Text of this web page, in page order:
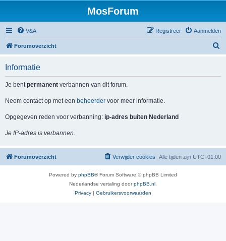
MosForum
V&A Aanmelden
Registreer
Forumoverzicht
Informatie
Je bentpermanent verbannen van dit forum.
Neem contact op met een beheerder voor meer informatie.
Opgegeven reden voor verbanning: ip-adres buiten Nederland
Je IP-adres is verbannen.
Forumoverzicht Alle tijden zijn UTC+01:00
Verwijder cookies
Powered by phpBB® Forum Software © phpBB Limited
Nederlandse vertaling doorphpBB.nl
Privacy | Gebruikersvoorwaarden